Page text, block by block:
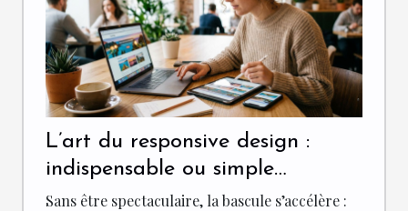
L’art du responsive design :
indispensable ou simple
tendance pour votre site ?
Sans être spectaculaire, la bascule s’accélère :